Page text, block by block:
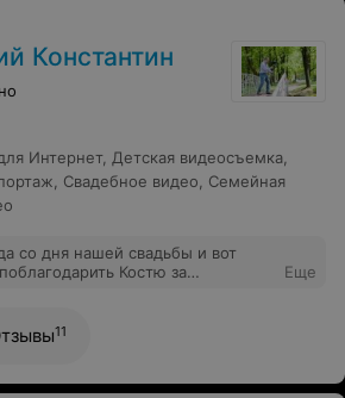
Константин
Интернет, Детская видеосъемка,
, Свадебное видео, Семейная
со дня нашей свадьбы и вот
Костю за
раз я не пересматривала фильм -
- настолько сочно и ярко!
Моменты выбраны самые-
один из дней
Интуиция меня не подвела при
Еще
11